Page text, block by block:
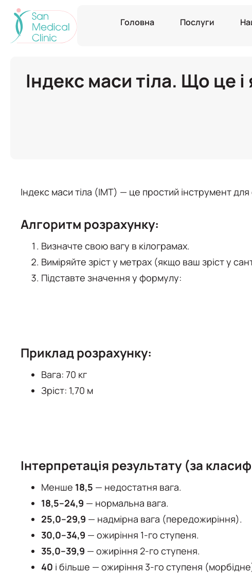
Головна Послуги
Індекс маси тіла. Що це
Індекс маси тіла (ІМТ) — це простий інструмент
Алгоритм розрахунку:
Визначте свою вагу в кілограмах.
Виміряйте зріст у метрах (якщо ваш зріст у
Підставте значення у формулу:
Приклад розрахунку:
Вага: 70 кг
Зріст: 1,70 м
Інтерпретація результату (за
Менше 18,5 — недостатня вага.
18,5–24,9 — нормальна вага.
25,0–29,9 — надмірна вага (передожиріння).
30,0–34,9 — ожиріння 1-го ступеня.
35,0–39,9 — ожиріння 2-го ступеня.
40 і більше — ожиріння 3-го ступеня